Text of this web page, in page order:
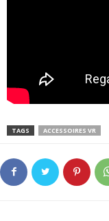
TAGS ACCESSOIRES VR